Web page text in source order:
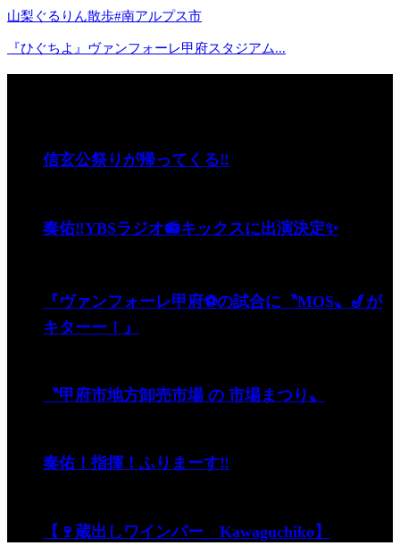
山梨ぐるりん散歩#南アルプス市
『ひぐちよ』ヴァンフォーレ甲府スタジアム...
信玄公祭りが帰ってくる‼
奏佑‼️YBSラジオ📻キックスに出演決定✨
『ヴァンフォーレ甲府⚽️の試合に〝MOS〟🎷が
キターー！』
〝甲府市地方卸売市場 の 市場まつり〟
奏佑！指揮！ふりまーす‼️
【🍷蔵出しワインバー Kawaguchiko】